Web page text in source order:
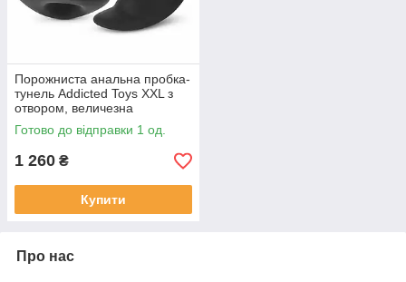
Порожниста анальна пробка-
тунель Addicted Toys XXL з
отвором, величезна
силіконова, 15,2 см, діаметр
7,2 см
Готово до відправки 1 од.
1 260 ₴
Купити
Про нас